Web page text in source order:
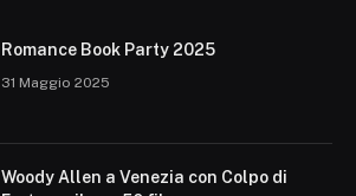
Romance Book Party 2025
31 Maggio 2025
Woody Allen a Venezia con Colpo di